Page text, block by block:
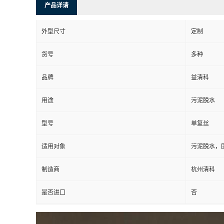
产品详请
外型尺寸 定制
货号 多种
品牌 益清科
用途 污泥脱水
型号 单复丝
适用对象 污泥脱水，
制造商 杭州清科
是否进口 否